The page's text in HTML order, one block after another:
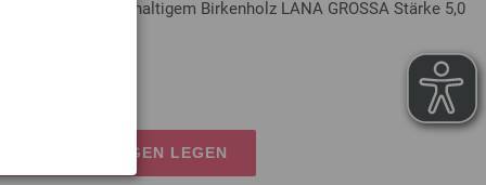
aus nachhaltigem Birkenholz LANA GROSSA Stärke 5,0
EINKAUFSWAGEN LEGEN